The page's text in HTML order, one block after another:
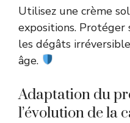
Utilisez une crème
expositions.
les dégâts
âge.
Adaptation du
l’évolution de la